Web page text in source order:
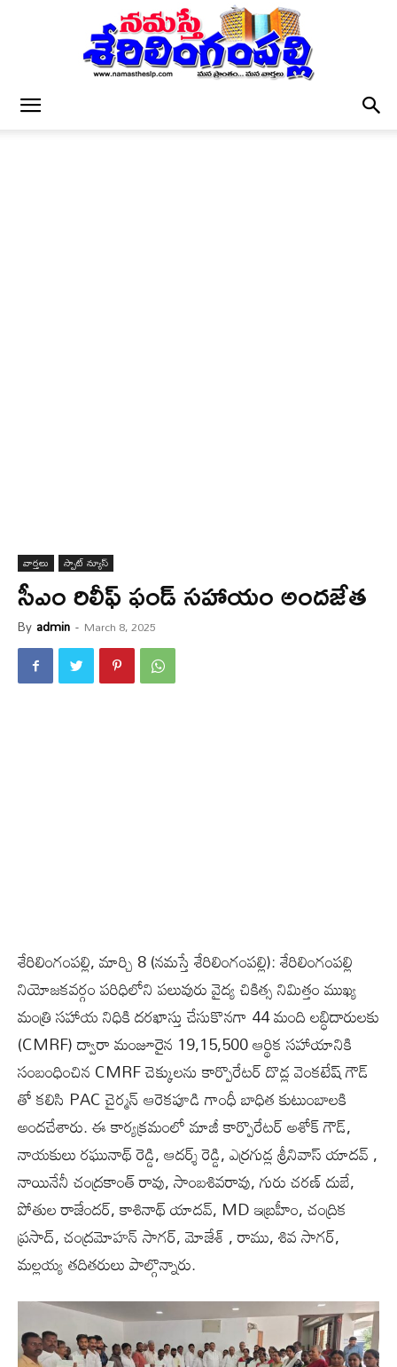
వార్త‌లు స్పాట్ న్యూస్
సీఎం రిలీఫ్ ఫండ్ స‌హాయం అంద‌జేత
By admin - March 8, 2025
శేరిలింగంపల్లి, మార్చి 8 (న‌మ‌స్తే శేరిలింగంపల్లి): శేరిలింగంపల్లి
నియోజకవర్గం పరిధిలోని పలువురు వైద్య చికిత్స నిమిత్తం ముఖ్య
మంత్రి సహాయ నిధికి దరఖాస్తు చేసుకొనగా 44 మంది లబ్ధిదారులకు
(CMRF) ద్వారా మంజూరైన 19,15,500 ఆర్థిక సహాయానికి
సంబంధించిన CMRF చెక్కులను కార్పొరేటర్ దొడ్ల వెంకటేష్ గౌడ్
తో కలిసి PAC చైర్మన్ ఆరెకపూడి గాంధీ బాధిత కుటుంబాలకి
అందచేశారు. ఈ కార్యక్రమంలో మాజీ కార్పొరేటర్ అశోక్ గౌడ్,
నాయకులు రఘునాథ్ రెడ్డి, ఆదర్శ్ రెడ్డి, ఎర్రగుడ్ల శ్రీనివాస్ యాదవ్ ,
నాయినేనీ చంద్రకాంత్ రావు, సాంబశివరావు, గురు చరణ్ దుబే,
పోతుల రాజేందర్, కాశినాథ్ యాదవ్, MD ఇబ్రహీం, చంద్రిక
ప్రసాద్, చంద్రమోహన్ సాగర్, మోజేశ్ , రాము, శివ సాగర్,
మల్లయ్య తదితరులు పాల్గొన్నారు.